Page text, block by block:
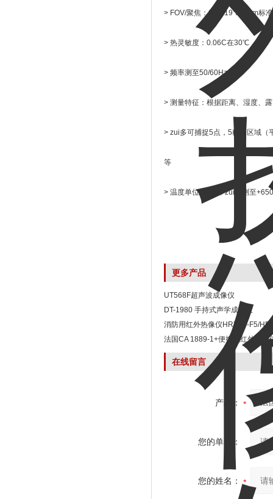
> FOV/聚焦：25°×19°/50mm标
> 热灵敏度：0.06C在30℃
> 频率测至50/60Hz
> 测量特征：根据距离、湿度、
> zui多可捕捉5点，5移动区域（
等
> 温度单位℃和F，zui高测至
更多产品
UT568F超声波成像仪
DT-1980 手持式声学成像仪
消防用红外热像仪HRYXJ-F5/
法国CA 1889-1+便携式红外热像
在线留言
产品：
您的单位：
您的姓名：